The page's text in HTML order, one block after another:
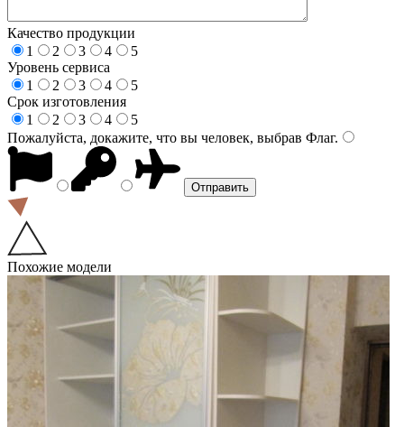
Качество продукции
1
2 3 4
5
Уровень сервиса
1
2 3 4
5
Срок изготовления
1
2 3 4
5
Пожалуйста, докажите, что вы человек, выбрав Флаг.
Похожие модели